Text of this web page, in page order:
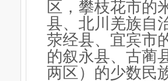
区，攀枝花市的
县、北川羌族自
荥经县、宜宾市
的叙永县、古蔺
两区）的少数民